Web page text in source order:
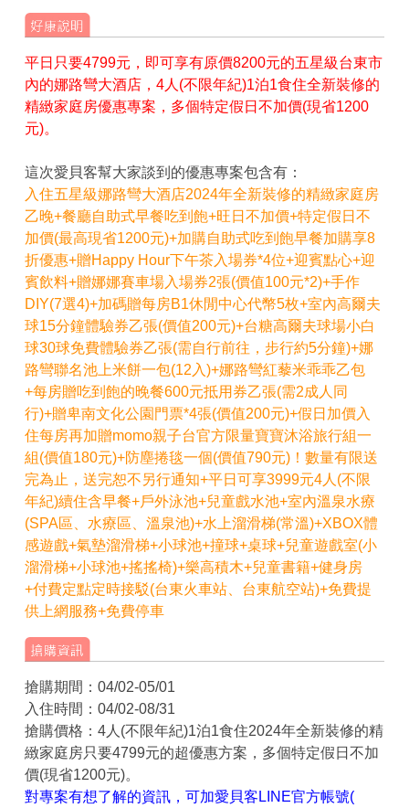
平日只要4799元，即可享有原價8200元的五星級台東市
內的娜路彎大酒店，4人(不限年紀)1泊1食住全新裝修的
精緻家庭房優惠專案，多個特定假日不加價(現省1200
元)。
這次愛貝客幫大家談到的優惠專案包含有：
入住五星級娜路彎大酒店2024年全新裝修的精緻家庭房
乙晚+餐廳自助式早餐吃到飽+旺日不加價+特定假日不
加價(最高現省1200元)+加購自助式吃到飽早餐加購享8
折優惠+贈Happy Hour下午茶入場券*4位+迎賓點心+迎
賓飲料+贈娜娜賽車場入場券2張(價值100元*2)+手作
DIY(7選4)+加碼贈每房B1休閒中心代幣5枚+室內高爾夫
球15分鐘體驗券乙張(價值200元)+台糖高爾夫球場小白
球30球免費體驗券乙張(需自行前往，步行約5分鐘)+娜
路彎聯名池上米餅一包(12入)+娜路彎紅藜米乖乖乙包
+每房贈吃到飽的晚餐600元抵用券乙張(需2成人同
行)+贈卑南文化公園門票*4張(價值200元)+假日加價入
住每房再加贈momo親子台官方限量寶寶沐浴旅行組一
組(價值180元)+防塵捲毯一個(價值790元)！數量有限送
完為止，送完恕不另行通知+平日可享3999元4人(不限
年紀)續住含早餐+戶外泳池+兒童戲水池+室內溫泉水療
(SPA區、水療區、溫泉池)+水上溜滑梯(常溫)+XBOX體
感遊戲+氣墊溜滑梯+小球池+撞球+桌球+兒童遊戲室(小
溜滑梯+小球池+搖搖椅)+樂高積木+兒童書籍+健身房
+付費定點定時接駁(台東火車站、台東航空站)+免費提
供上網服務+免費停車
搶購期間：04/02-05/01
入住時間：04/02-08/31
搶購價格：4人(不限年紀)1泊1食住2024年全新裝修的精
緻家庭房只要4799元的超優惠方案，多個特定假日不加
價(現省1200元)。
對專案有想了解的資訊，可加愛貝客LINE官方帳號(